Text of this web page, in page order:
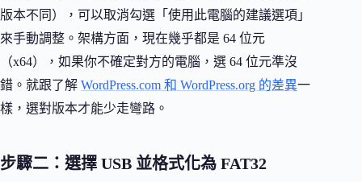
版本不同），可以取消勾選「使用此電腦的建議選項」
來手動調整。架構方面，現在幾乎都是 64 位元
（x64），如果你不確定對方的電腦，選 64 位元準沒
錯。就跟了解 WordPress.com 和 WordPress.org 的差異一
樣，選對版本才能少走彎路。
步驟二：選擇 USB 並格式化為 FAT32